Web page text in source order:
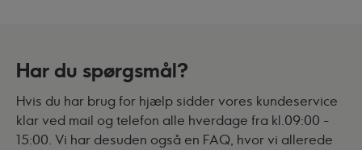
Har du spørgsmål?
Hvis du har brug for hjælp sidder vores kundeservice
klar ved mail og telefon alle hverdage fra kl.09:00 -
15:00. Vi har desuden også en FAQ, hvor vi allerede